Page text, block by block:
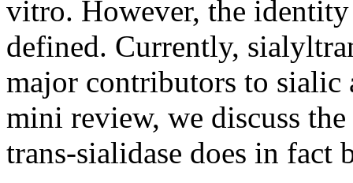
vitro. However, the
defined. Currently,
major contributors to
mini review, we discuss
trans-sialidase does in fact